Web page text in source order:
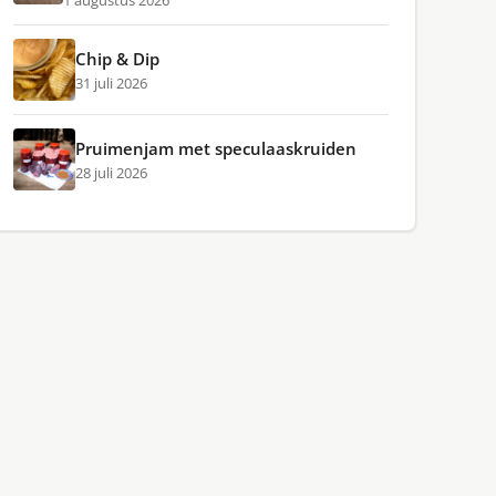
Chip & Dip
31 juli 2026
Pruimenjam met speculaaskruiden
28 juli 2026